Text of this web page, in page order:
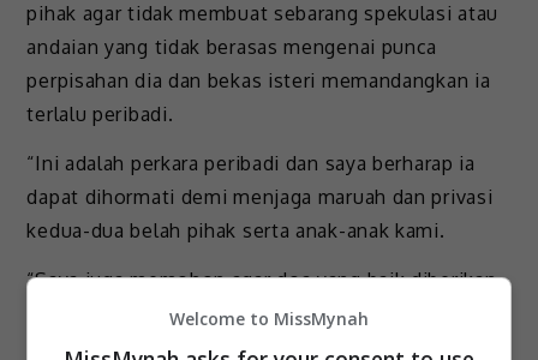
pihak agar tidak membuat sebarang spekulasi atau
andaian yang tidak berasas mengenai punca
perpisahan dia dan bekas isteri memandangkan ia
terlalu peribadi.
“Ini adalah perkara peribadi dan saya berharap ia
dapat dihormati demi menjaga maruah dan privasi
kedua-dua belah pihak serta anak-anak kami.
“Saya juga memohon agar doa yang baik diberikan
kepada saya, bekas isteri dan keluarga agar kami
terus kuat serta diberi ketenangan dalam
Welcome to MissMynah